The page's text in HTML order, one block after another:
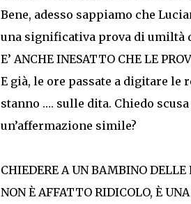
Bene, adesso sappiamo che
una significativa prova di umiltà
E’ ANCHE INESATTO CHE LE
E già, le ore passate a digitare
stanno …. sulle dita. Chiedo
un’affermazione simile?
CHIEDERE A UN BAMBINO
NON È AFFATTO RIDICOLO, È